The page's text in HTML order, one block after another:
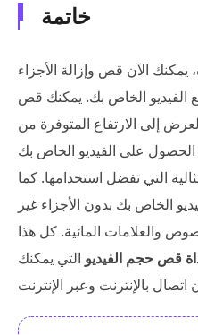
خاتمة
يمكنك الآن قص وإزالة الأجزاء
الفيديو الخاص بك. يمكنك قص
إلى الارتفاع المتوفرة من
الحصول على الفيديو الخاص بك
التي تفضل استخدامها. كما
الخاص بك بدون الأجزاء غير
والعلامات المائية. كل هذا
قص حجم الفيديو التي يمكنك